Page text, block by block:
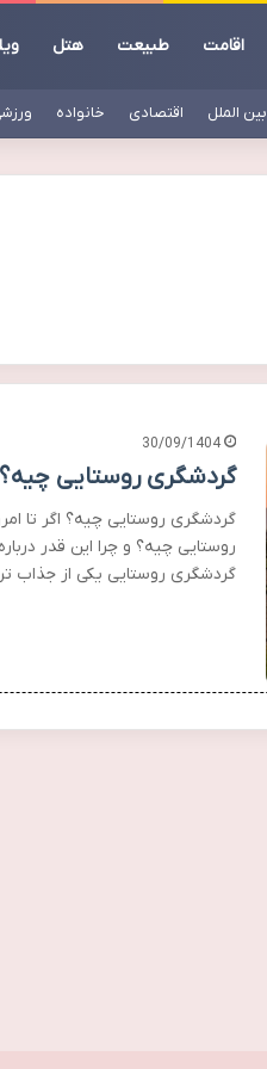
اقامت طبیعت هتل
بین الملل اقتصادی خانواده
30/09/1404
گردشگری روستایی چیه؟
گردشگری روستایی چیه؟ اگر تا
روستایی چیه؟ و چرا این قدر
گردشگری روستایی یکی از جذاب